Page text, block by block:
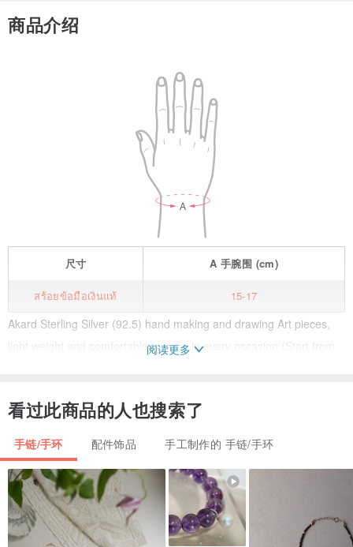
商品介绍
尺寸 A手腕围 (cm)
สร้อยข้อมือเงินแท้ 15-17
Akard Sterling Silver (92.5) hand making and drawing Art pieces,
light weight and comfortable to wear in every occasion (Start from
阅读更多
看过此商品的人也搜索了
手链/手环 配件饰品 手工制作的 手链/手环